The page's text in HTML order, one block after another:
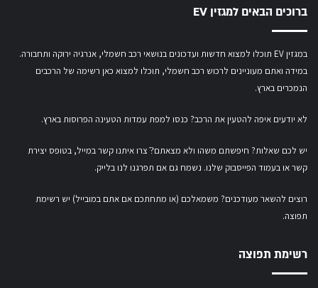
ברוכים הבאים למגזין EV
במגזין EV תוכלו למצוא חדשות ועדכונים בנושאי רכב חשמלי, אנרגיה ירוקה ותחבורה.
במידה ואתם מעוניינים לרכוש רכב חשמלי, תוכלו למצוא כאן רשימה של הרכבים
הנמכרים בארץ.
לא יודעים איפה להטעין את הרכב? כנסו למפת עמדות הטעינה הפרוסות בארץ.
יש לכם שאלות? חיפשתם משהו ולא מצאתם?ֿ צרו איתנו קשר במייל, בטופס יצירת
קשראובעמוד הפייסבוק שלנו. נשמח גם אם תפרגנו לנו בלייק.
רוצים להשאר מעודכנים? משמאלכם (או מתחתכם אם אתם במובייל) יש רשימת
תפוצה.
רשימת תפוצה